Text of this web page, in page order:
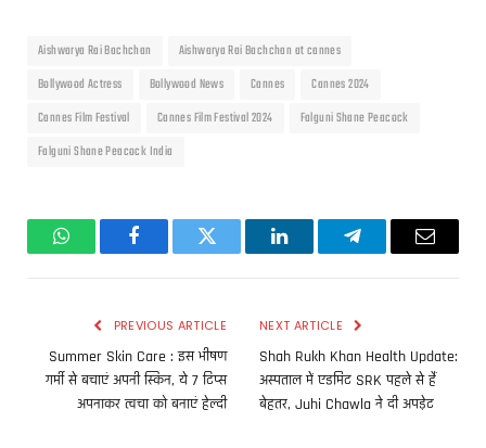
Aishwarya Rai Bachchan
Aishwarya Rai Bachchan at cannes
Bollywood Actress
Bollywood News Cannes
Cannes 2024
Cannes Film Festival
Cannes Film Festival 2024
Falguni Shane Peacock
Falguni Shane Peacock India
WhatsAppFacebookTwitter LinkedInTelegramEmail
PREVIOUS ARTICLE
Summer Skin Care : इस भीषण
गर्मी से बचाएं अपनी स्किन, ये 7 टिप्स
अपनाकर त्वचा को बनाएं हेल्दी
NEXT ARTICLE
Shah Rukh Khan Health Update:
अस्पताल में एडमिट SRK पहले से हैं
बेहतर, Juhi Chawla ने दी अपड़ेट